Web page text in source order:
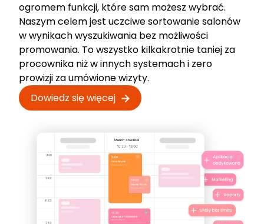
ogromem funkcji, które sam możesz wybrać.
Naszym celem jest uczciwe sortowanie salonów
w wynikach wyszukiwania bez możliwości
promowania. To wszystko kilkakrotnie taniej za
procownika niż w innych systemach i zero
prowizji za umówione wizyty.
Dowiedz się więcej